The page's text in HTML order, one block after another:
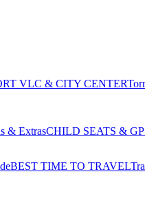
VLC & CITY CENTER
& ExtrasCHILD SEATS &
BEST TIME TO TRAVEL